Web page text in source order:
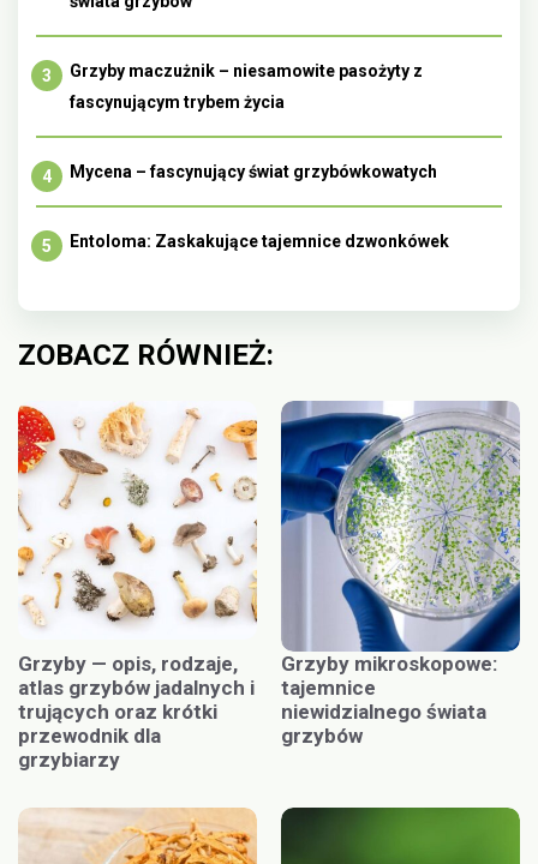
Grzyby maczużnik – niesamowite pasożyty z
fascynującym trybem życia
Mycena – fascynujący świat grzybówkowatych
Entoloma: Zaskakujące tajemnice dzwonkówek
ZOBACZ RÓWNIEŻ:
Grzyby — opis, rodzaje,
atlas grzybów jadalnych i
trujących oraz krótki
przewodnik dla
grzybiarzy
Grzyby mikroskopowe:
tajemnice
niewidzialnego świata
grzybów